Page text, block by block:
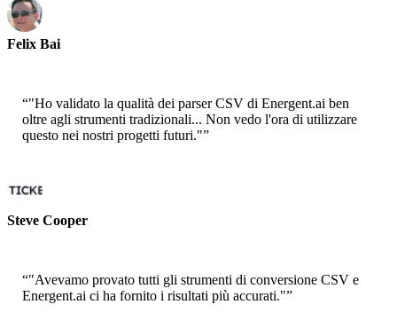
Felix Bai
“"Ho validato la qualità dei parser CSV di Energent.ai ben
oltre agli strumenti tradizionali... Non vedo l'ora di utilizzare
questo nei nostri progetti futuri."”
Steve Cooper
“"Avevamo provato tutti gli strumenti di conversione CSV e
Energent.ai ci ha fornito i risultati più accurati."”